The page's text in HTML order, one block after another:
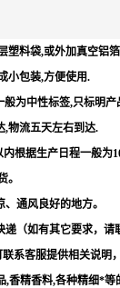
塑料袋,或外加真空
小包装,方便使用.
般为中性标签,只标明
,物流五天左右到达.
内根据生产日程一般为
。
通风良好的地方。
递（如有其它要求，
系客服提供相关说明
香精香料,各种精细*